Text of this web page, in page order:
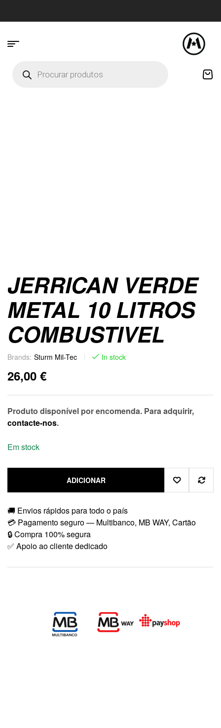
JERRICAN VERDE
METAL 10 LITROS
COMBUSTIVEL
Brands: Sturm Mil-Tec In stock
26,00 €
Produto disponível por encomenda. Para adquirir,
contacte-nos.
Em stock
ADICIONAR
🚚 Envios rápidos para todo o país
💳 Pagamento seguro — Multibanco, MB WAY, Cartão
🔒 Compra 100% segura
✅ Apoio ao cliente dedicado